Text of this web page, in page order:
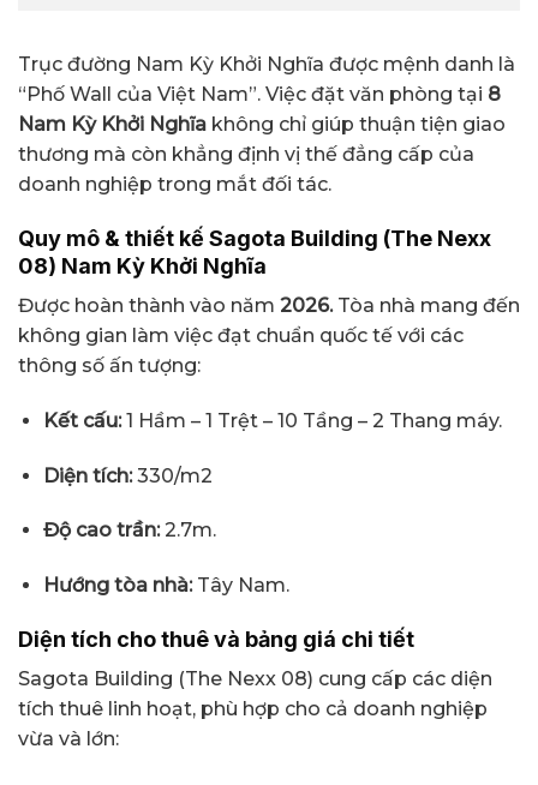
Trục đường Nam Kỳ Khởi Nghĩa được mệnh danh là
“Phố Wall của Việt Nam”. Việc đặt văn phòng tại 8
Nam Kỳ Khởi Nghĩa không chỉ giúp thuận tiện giao
thương mà còn khẳng định vị thế đẳng cấp của
doanh nghiệp trong mắt đối tác.
Quy mô & thiết kế Sagota Building (The Nexx
08) Nam Kỳ Khởi Nghĩa
Được hoàn thành vào năm 2026.Tòa nhà mang đến
không gian làm việc đạt chuẩn quốc tế với các
thông số ấn tượng:
Kết cấu:1 Hầm – 1 Trệt – 10 Tầng – 2 Thang máy.
Diện tích:330/m2
Độ cao trần:2.7m.
Hướng tòa nhà:Tây Nam.
Diện tích cho thuê và bảng giá chi tiết
Sagota Building (The Nexx 08) cung cấp các diện
tích thuê linh hoạt, phù hợp cho cả doanh nghiệp
vừa và lớn: